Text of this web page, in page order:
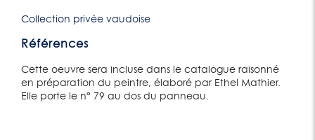
Collection privée vaudoise
Références
Cette oeuvre sera incluse dans le catalogue raisonné
en préparation du peintre, élaboré par Ethel Mathier.
Elle porte le n° 79 au dos du panneau.